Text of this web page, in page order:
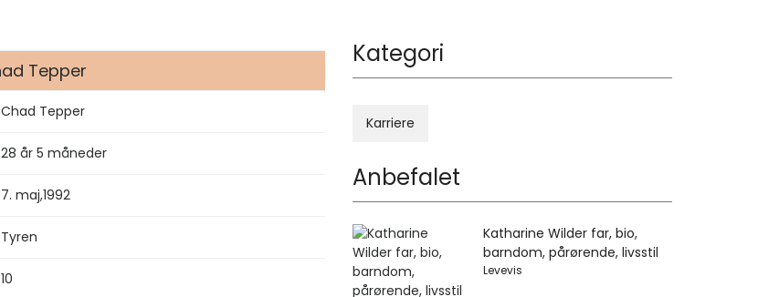
Tepper
Chad Tepper
28 år 5 måneder
7. maj,1992
Tyren
10
Kategori
Karriere
Anbefalet
Katharine Wilder far, bio,
barndom, pårørende, livsstil
Levevis